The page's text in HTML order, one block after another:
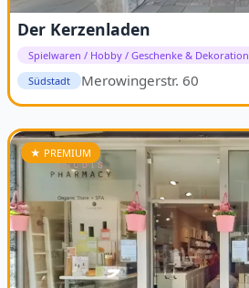
Der Kerzenladen
Spielwaren / Hobby / Geschenke & Dekoration
Südstadt
Merowingerstr. 60
★ PREMIUM